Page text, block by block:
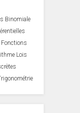
Binomiale
Fonctions
Lois